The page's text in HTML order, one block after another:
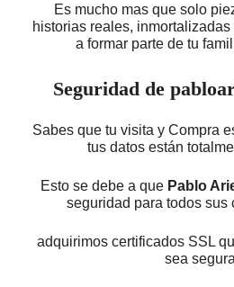
Es mucho mas que solo
historias reales,
a formar parte de tu
Seguridad de
Sabes que tu visita y Compra
tus datos están
Esto se debe a que Pablo
seguridad para todos sus
adquirimos certificados SSL
sea